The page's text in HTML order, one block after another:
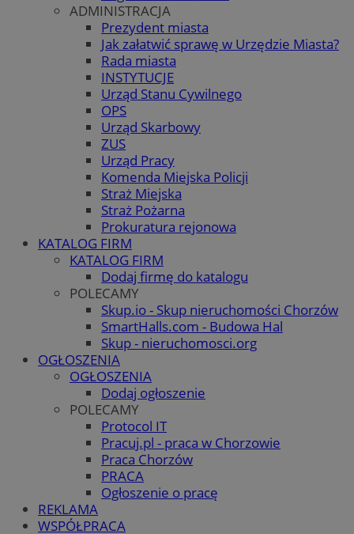
ADMINISTRACJA
Prezydent miasta
Jak załatwić sprawę w Urzędzie Miasta?
Rada miasta
INSTYTUCJE
Urząd Stanu Cywilnego
OPS
Urząd Skarbowy
ZUS
Urząd Pracy
Komenda Miejska Policji
Straż Miejska
Straż Pożarna
Prokuratura rejonowa
KATALOG FIRM
KATALOG FIRM
Dodaj firmę do katalogu
POLECAMY
Skup.io - Skup nieruchomości Chorzów
SmartHalls.com - Budowa Hal
Skup - nieruchomosci.org
OGŁOSZENIA
OGŁOSZENIA
Dodaj ogłoszenie
POLECAMY
Protocol IT
Pracuj.pl - praca w Chorzowie
Praca Chorzów
PRACA
Ogłoszenie o pracę
REKLAMA
WSPÓŁPRACA